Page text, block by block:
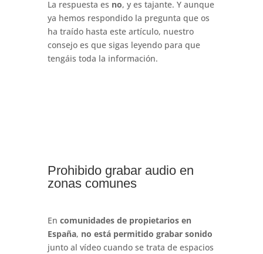
La respuesta es no, y es tajante. Y aunque
ya hemos respondido la pregunta que os
ha traído hasta este artículo, nuestro
consejo es que sigas leyendo para que
tengáis toda la información.
Prohibido grabar audio en
zonas comunes
En comunidades de propietarios en
España, no está permitido grabar sonido
junto al vídeo cuando se trata de espacios